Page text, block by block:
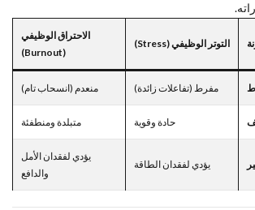
التوتر الوظيفي (Stress)
الاحتراق الوظيفي
(Burnout)
مفرط (تفاعلات زائدة) منعدم (انسحاب تام)
حادة وقوية متبلدة ومنطفئة
يؤدي لفقدان الطاقة
يؤدي لفقدان الأمل
والدافع